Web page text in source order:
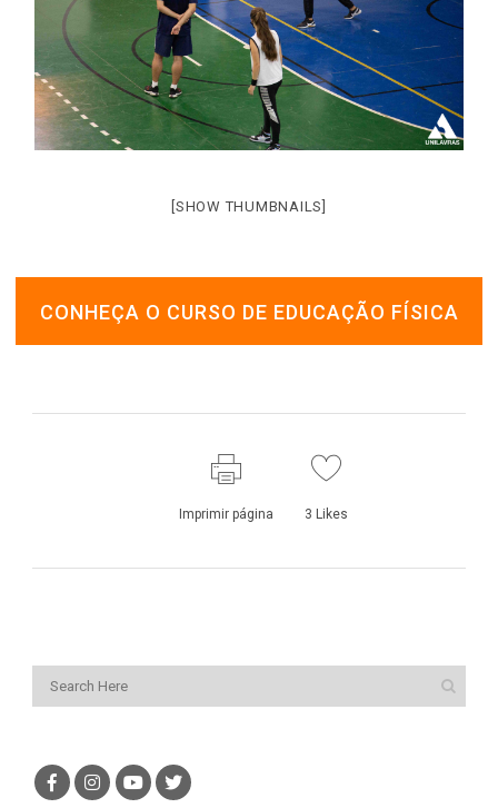
[SHOW THUMBNAILS]
CONHEÇA O CURSO DE EDUCAÇÃO FÍSICA
Imprimir página 3 Likes